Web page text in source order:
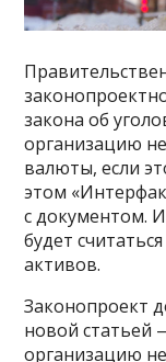
закона об
организацию
валюты, если
этом
с документом.
будет
активов.
Законопроект
новой статьей
организацию